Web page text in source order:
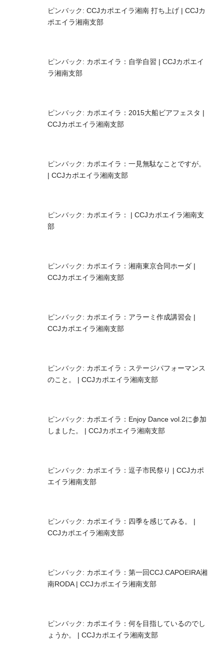
ピンバック: CCJカポエイラ湘南 打ち上げ | CCJカ
ポエイラ湘南支部
ピンバック: カポエイラ：自学自習 | CCJカポエイ
ラ湘南支部
ピンバック: カポエイラ：2015大船ビアフェスタ |
CCJカポエイラ湘南支部
ピンバック: カポエイラ：一見無駄なことですが。
| CCJカポエイラ湘南支部
ピンバック: カポエイラ： | CCJカポエイラ湘南支
部
ピンバック: カポエイラ：湘南東京合同ホーダ |
CCJカポエイラ湘南支部
ピンバック: カポエイラ：アラーミ作成講習会 |
CCJカポエイラ湘南支部
ピンバック: カポエイラ：ステージパフォーマンス
のこと。 | CCJカポエイラ湘南支部
ピンバック: カポエイラ：Enjoy Dance vol.2に参加
しました。 | CCJカポエイラ湘南支部
ピンバック: カポエイラ：逗子市民祭り | CCJカポ
エイラ湘南支部
ピンバック: カポエイラ：四季を感じてみる。 |
CCJカポエイラ湘南支部
ピンバック: カポエイラ：第一回CCJ.CAPOEIRA湘
南RODA | CCJカポエイラ湘南支部
ピンバック: カポエイラ：何を目指しているのでし
ょうか。 | CCJカポエイラ湘南支部